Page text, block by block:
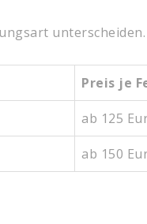
Preis je
ab 125
ab 150